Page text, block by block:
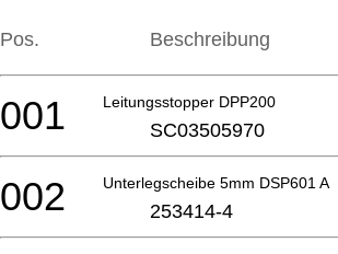
Pos. Beschreibung
Leitungsstopper DPP200
001 SC03505970
Unterlegscheibe 5mm DSP601 A
002 253414-4